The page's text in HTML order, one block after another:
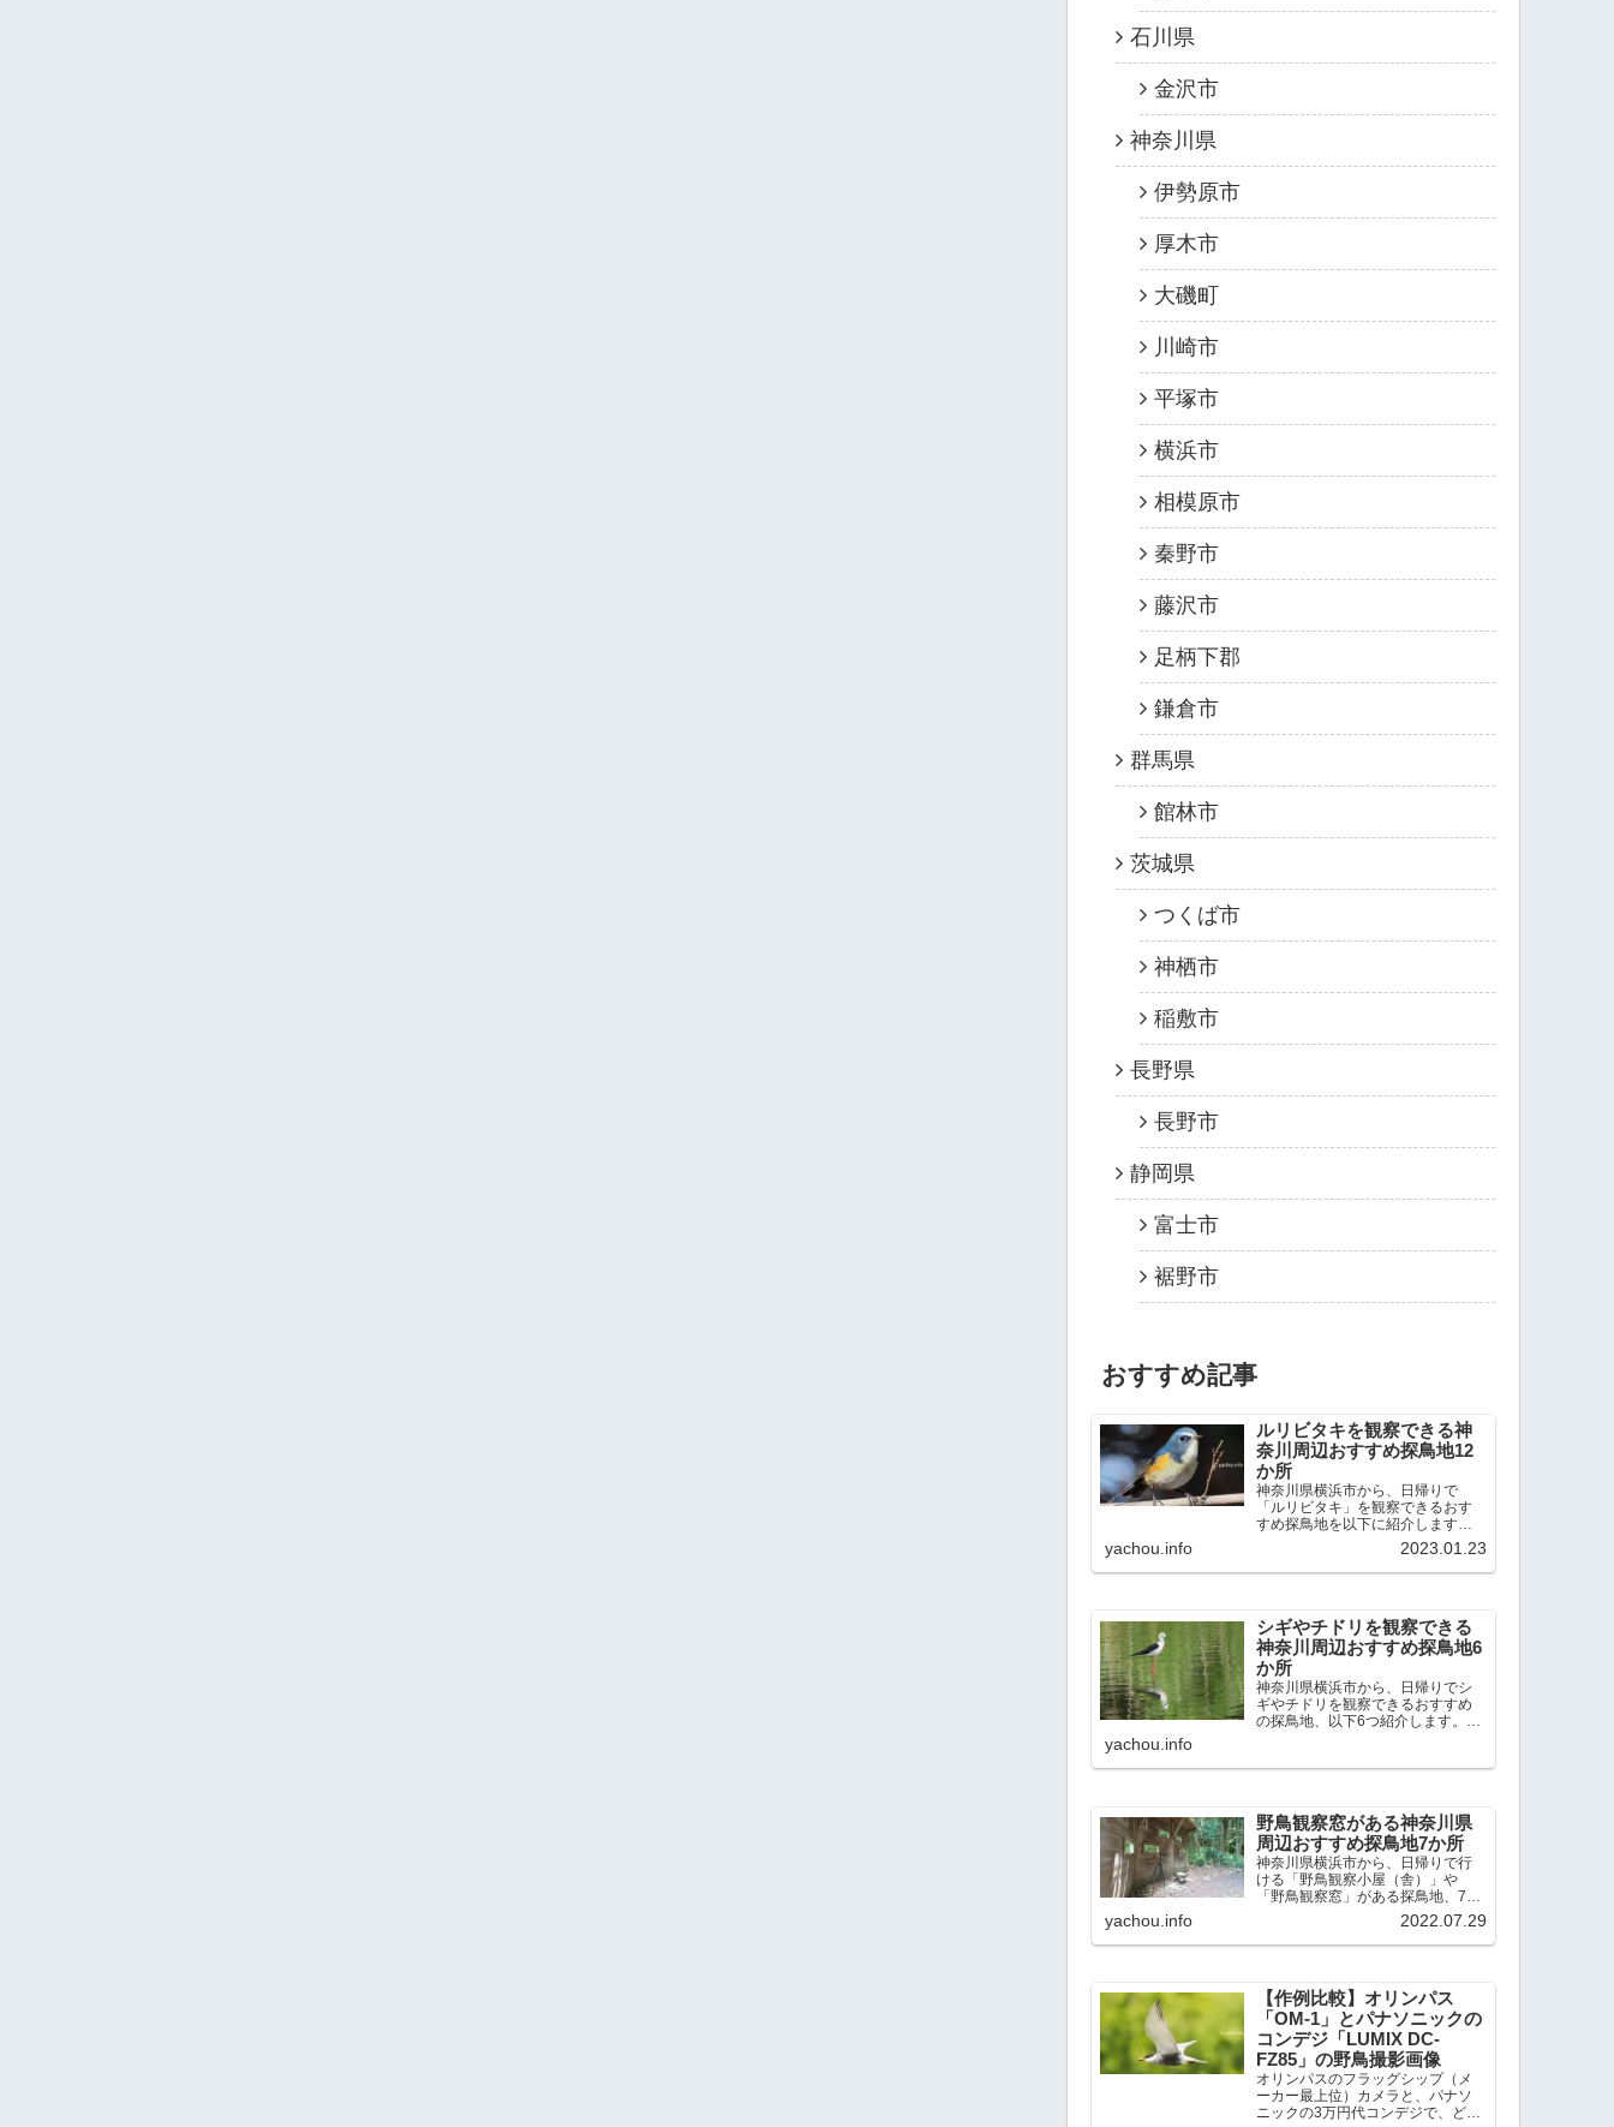
石川県
金沢市
神奈川県
伊勢原市
厚木市
大磯町
川崎市
平塚市
横浜市
相模原市
秦野市
藤沢市
足柄下郡
鎌倉市
群馬県
館林市
茨城県
つくば市
神栖市
稲敷市
長野県
長野市
静岡県
富士市
裾野市
おすすめ記事
ルリビタキを観察できる神
奈川周辺おすすめ探鳥地12
か所
神奈川県横浜市から、日帰りで
「ルリビタキ」を観察できるおす
すめ探鳥地を以下に紹介します。
これまで80か所近くの探鳥地を訪
れ、手応えを感じた場所です。以
下、★ が多いほど観察しやすく、
yachou.info 2023.01.23
シギやチドリを観察できる
神奈川周辺おすすめ探鳥地6
か所
神奈川県横浜市から、日帰りでシ
ギやチドリを観察できるおすすめ
の探鳥地、以下6つ紹介します。こ
感じた探鳥地です。ふなばし三番
yachou.info
野鳥観察窓がある神奈川県
周辺おすすめ探鳥地7か所
神奈川県横浜市から、日帰りで行
ける「野鳥観察小屋（舎）」や
「野鳥観察窓」がある探鳥地、7か
所を紹介します。どこもオススメ
の探鳥地です。実際に訪れてみる
と、野山にいる野鳥、海や湖にい
yachou.info 2022.07.29
【作例比較】オリンパス
「OM-1」とパナソニックの
コンデジ「LUMIX DC-
FZ85」の野鳥撮影画像
オリンパスのフラッグシップ（メ
ーカー最上位）カメラと、パナソ
ニックの3万円代コンデジで、どの